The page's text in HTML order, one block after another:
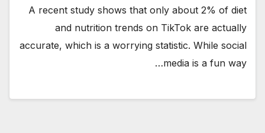
A recent study shows that only about 2% of diet
and nutrition trends on TikTok are actually
accurate, which is a worrying statistic. While social
media is a fun way…